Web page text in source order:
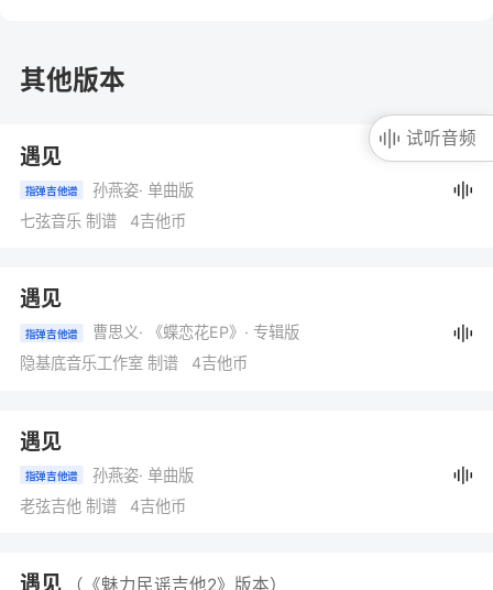
其他版本
遇见
指弹吉他谱 孙燕姿· 单曲版
七弦音乐 制谱 4吉他币
遇见
指弹吉他谱 曹思义· 《蝶恋花EP》 · 专辑版
隐基底音乐工作室 制谱 4吉他币
遇见
指弹吉他谱 孙燕姿· 单曲版
老弦吉他 制谱 4吉他币
遇见 （《魅力民谣吉他2》版本）
试听音频